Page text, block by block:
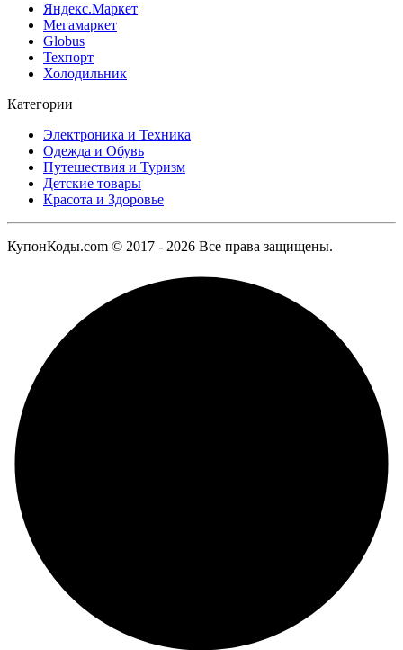
Яндекс.Маркет
Мегамаркет
Globus
Техпорт
Холодильник
Категории
Электроника и Техника
Одежда и Обувь
Путешествия и Туризм
Детские товары
Красота и Здоровье
КупонКоды.com © 2017 - 2026 Все права защищены.